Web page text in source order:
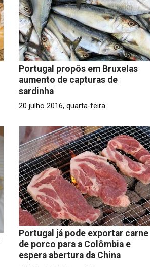
Portugal propôs em Bruxelas
aumento de capturas de
sardinha
20 julho 2016, quarta-feira
Portugal já pode exportar carne
de porco para a Colômbia e
espera abertura da China